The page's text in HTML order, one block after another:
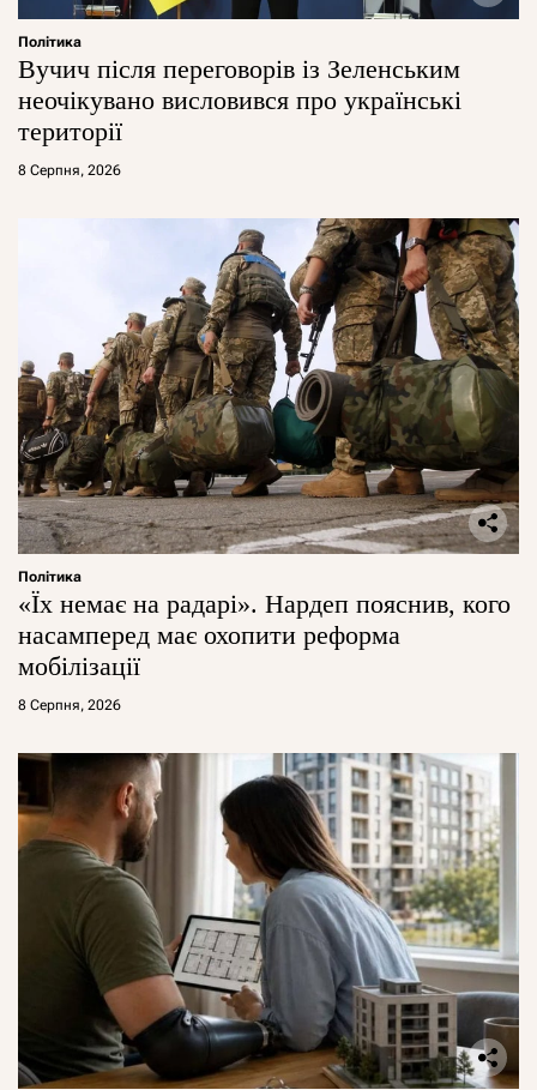
Політика
Вучич після переговорів із Зеленським
неочікувано висловився про українські
території
8 Серпня, 2026
Політика
«Їх немає на радарі». Нардеп пояснив, кого
насамперед має охопити реформа
мобілізації
8 Серпня, 2026